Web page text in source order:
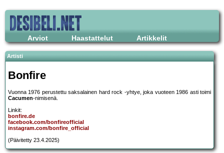
Arviot Haastattelut Artikkelit
Artisti
Bonfire
Vuonna 1976 perustettu saksalainen hard rock -yhtye, joka vuoteen 1986 asti toimi
Cacumen-nimisenä.
Linkit:
bonfire.de
facebook.com/bonfireofficial
instagram.com/bonfire_official
(Päivitetty 23.4.2025)